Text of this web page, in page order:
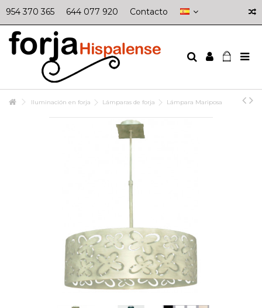
954 370 365 644 077 920 Contacto
Iluminación en forja Lámparas de forja Lámpara Mariposa